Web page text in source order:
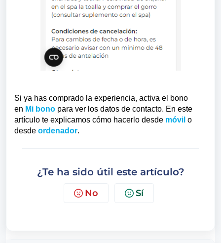
Si ya has comprado la experiencia, activa el bono
en Mi bono para ver los datos de contacto. En este
artículo te explicamos cómo hacerlo desde móvil o
desde ordenador.
¿Te ha sido útil este artículo?
No Sí